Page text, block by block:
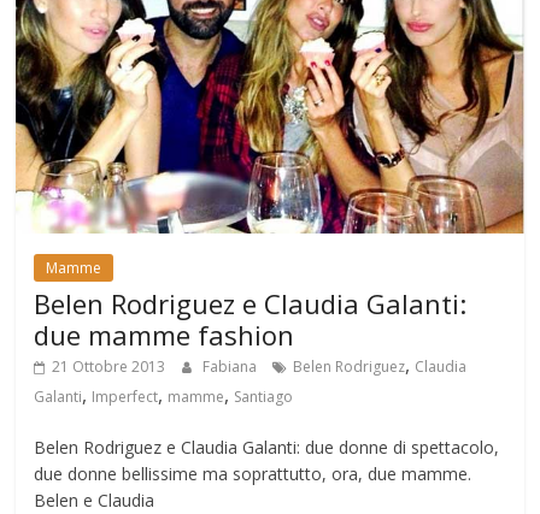
Mamme
Belen Rodriguez e Claudia Galanti:
due mamme fashion
21 Ottobre 2013 Fabiana Belen Rodriguez, Claudia
Galanti, Imperfect, mamme, Santiago
Belen Rodriguez e Claudia Galanti: due donne di spettacolo,
due donne bellissime ma soprattutto, ora, due mamme.
Belen e Claudia